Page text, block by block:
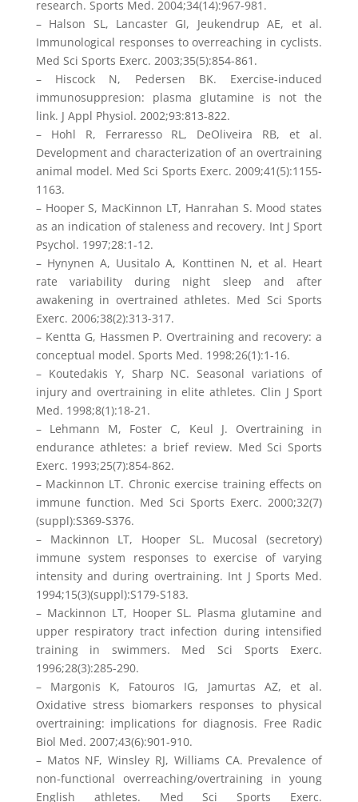
research. Sports Med. 2004;34(14):967-981.
– Halson SL, Lancaster GI, Jeukendrup AE, et al.
Immunological responses to overreaching in cyclists.
Med Sci Sports Exerc. 2003;35(5):854-861.
– Hiscock N, Pedersen BK. Exercise-induced
immunosuppresion: plasma glutamine is not the
link. J Appl Physiol. 2002;93:813-822.
– Hohl R, Ferraresso RL, DeOliveira RB, et al.
Development and characterization of an overtraining
animal model. Med Sci Sports Exerc. 2009;41(5):1155-
1163.
– Hooper S, MacKinnon LT, Hanrahan S. Mood states
as an indication of staleness and recovery. Int J Sport
Psychol. 1997;28:1-12.
– Hynynen A, Uusitalo A, Konttinen N, et al. Heart
rate variability during night sleep and after
awakening in overtrained athletes. Med Sci Sports
Exerc. 2006;38(2):313-317.
– Kentta G, Hassmen P. Overtraining and recovery: a
conceptual model. Sports Med. 1998;26(1):1-16.
– Koutedakis Y, Sharp NC. Seasonal variations of
injury and overtraining in elite athletes. Clin J Sport
Med. 1998;8(1):18-21.
– Lehmann M, Foster C, Keul J. Overtraining in
endurance athletes: a brief review. Med Sci Sports
Exerc. 1993;25(7):854-862.
– Mackinnon LT. Chronic exercise training effects on
immune function. Med Sci Sports Exerc. 2000;32(7)
(suppl):S369-S376.
– Mackinnon LT, Hooper SL. Mucosal (secretory)
immune system responses to exercise of varying
intensity and during overtraining. Int J Sports Med.
1994;15(3)(suppl):S179-S183.
– Mackinnon LT, Hooper SL. Plasma glutamine and
upper respiratory tract infection during intensified
training in swimmers. Med Sci Sports Exerc.
1996;28(3):285-290.
– Margonis K, Fatouros IG, Jamurtas AZ, et al.
Oxidative stress biomarkers responses to physical
overtraining: implications for diagnosis. Free Radic
Biol Med. 2007;43(6):901-910.
– Matos NF, Winsley RJ, Williams CA. Prevalence of
non-functional overreaching/overtraining in young
English athletes. Med Sci Sports Exerc.